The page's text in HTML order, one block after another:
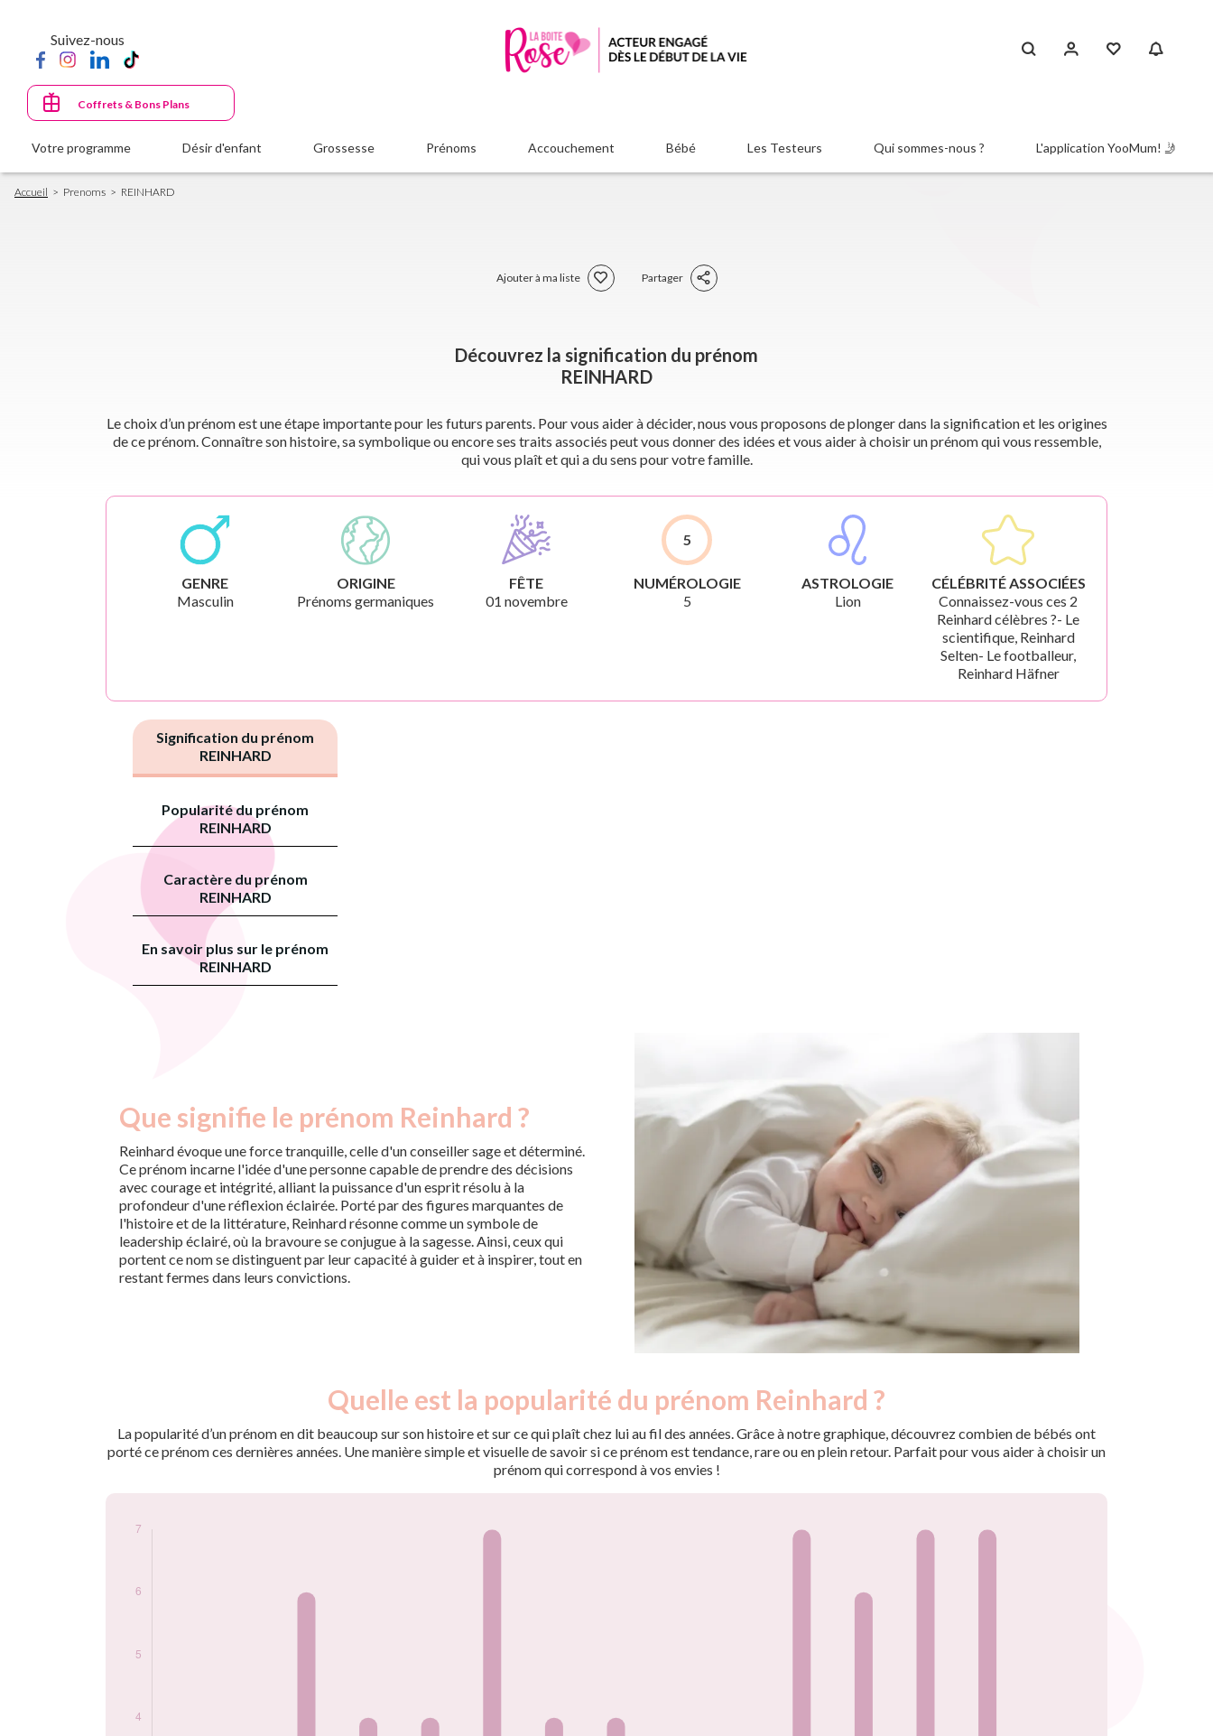
principal
Suivez-nous
Coffrets & Bons Plans
Votre programme Désir d'enfant Grossesse Prénoms Accouchement Bébé Les Testeurs Qui sommes-nous ? L'application YooMum! 🤳
Fil
d'Ariane
Accueil Prenoms REINHARD
Ajouter à ma liste Partager
Découvrez la signification du prénom
REINHARD
Le choix d’un prénom est une étape importante pour les futurs parents. Pour vous aider à décider, nous vous proposons de plonger dans la signification et les origines
de ce prénom. Connaître son histoire, sa symbolique ou encore ses traits associés peut vous donner des idées et vous aider à choisir un prénom qui vous ressemble,
qui vous plaît et qui a du sens pour votre famille.
GENRE
Masculin
ORIGINE
Prénoms germaniques
FÊTE
01 novembre
5
NUMÉROLOGIE
5
ASTROLOGIE
Lion
CÉLÉBRITÉ ASSOCIÉES
Connaissez-vous ces 2
Reinhard célèbres ?- Le
scientifique, Reinhard
Selten- Le footballeur,
Reinhard Häfner
Signification du prénom
REINHARD
Popularité du prénom
REINHARD
Caractère du prénom
REINHARD
En savoir plus sur le prénom
REINHARD
Que signifie le prénom Reinhard ?
Reinhard évoque une force tranquille, celle d'un conseiller sage et déterminé.
Ce prénom incarne l'idée d'une personne capable de prendre des décisions
avec courage et intégrité, alliant la puissance d'un esprit résolu à la
profondeur d'une réflexion éclairée. Porté par des figures marquantes de
l'histoire et de la littérature, Reinhard résonne comme un symbole de
leadership éclairé, où la bravoure se conjugue à la sagesse. Ainsi, ceux qui
portent ce nom se distinguent par leur capacité à guider et à inspirer, tout en
restant fermes dans leurs convictions.
Quelle est la popularité du prénom Reinhard ?
La popularité d’un prénom en dit beaucoup sur son histoire et sur ce qui plaît chez lui au fil des années. Grâce à notre graphique, découvrez combien de bébés ont
porté ce prénom ces dernières années. Une manière simple et visuelle de savoir si ce prénom est tendance, rare ou en plein retour. Parfait pour vous aider à choisir un
prénom qui correspond à vos envies !
1900
3
1901
3
1906
7
1915
1943